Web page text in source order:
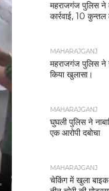
महराजगंज पुलिस ने
कार्रवाई, 10
MAHARAJGANJ
महराजगंज पुलिस ने
किया खुलासा।
MAHARAJGANJ
घुघली पुलिस ने
एक आरोपी दबोचा
MAHARAJGANJ
चेकिंग में खुला बाइक